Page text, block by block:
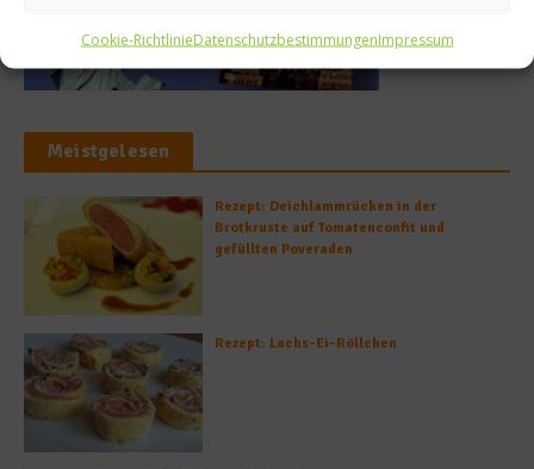
Cookie-RichtlinieDatenschutzbestimmungenImpressum
Meistgelesen
Rezept: Deichlammrücken in der
Brotkruste auf Tomatenconfit und
gefüllten Poveraden
Rezept: Lachs-Ei-Röllchen